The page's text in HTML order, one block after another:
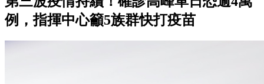
例，指揮中心籲5族群快打疫苗